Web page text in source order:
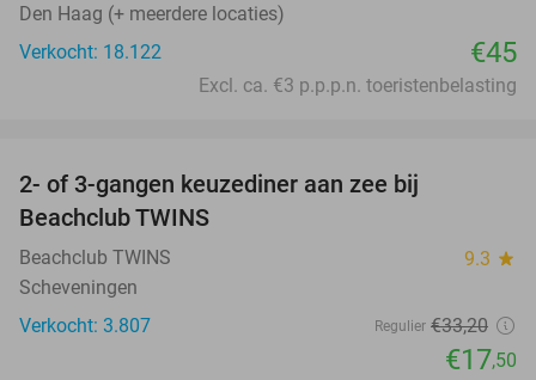
Den Haag (+ meerdere locaties)
Verkocht: 18.122
€45
Excl. ca. €3 p.p.p.n. toeristenbelasting
2- of 3-gangen keuzediner aan zee bij
Beachclub TWINS
Beachclub TWINS 9.3 star
Scheveningen
Verkocht: 3.807
Regulier €33,20
€17,50